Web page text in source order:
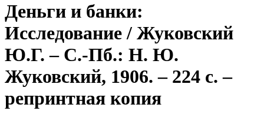
Деньги и банки:
Исследование / Жуковский
Ю.Г. – С.-Пб.: Н. Ю.
Жуковский, 1906. – 224 с. –
репринтная копия